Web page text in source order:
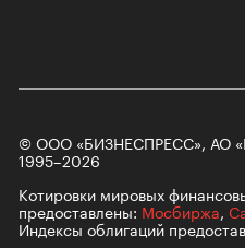
© ООО «БИЗНЕСПРЕСС», АО
1995–2026
Котировки мировых
предоставлены: Мосбиржа,
Индексы облигаций